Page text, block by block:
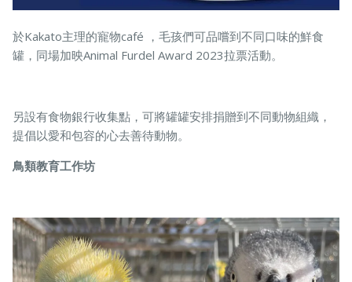
於Kakato主理的寵物café ，毛孩們可品嚐到不同口味的鮮食
罐，同場加映Animal Furdel Award 2023拉票活動。
另設有食物銀行收集點，可將罐罐安排捐贈到不同動物組織，
提倡以愛和包容的心去善待動物。
鳥類教育工作坊